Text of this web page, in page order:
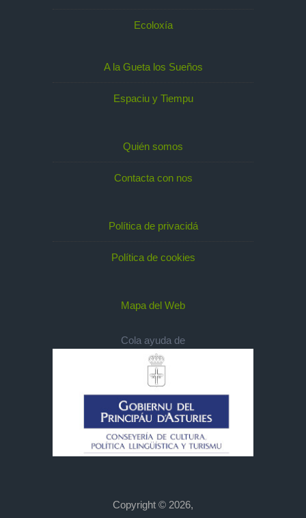
Ecoloxía
A la Gueta los Sueños
Espaciu y Tiempu
Quién somos
Contacta con nos
Política de privacidá
Política de cookies
Mapa del Web
Cola ayuda de
Copyright © 2026,